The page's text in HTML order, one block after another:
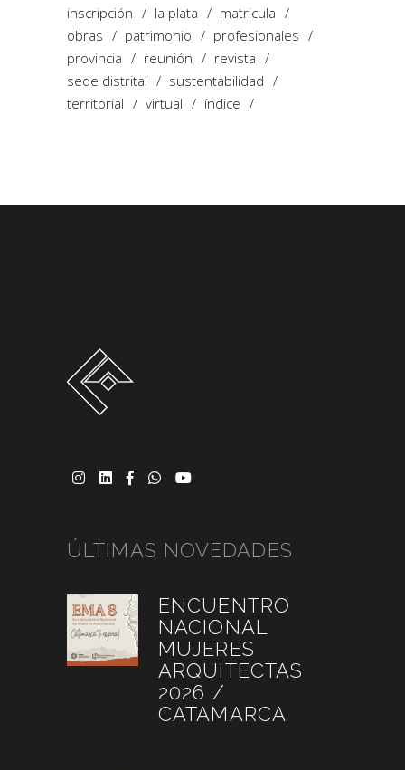
inscripción
la plata
matricula
obras
patrimonio
profesionales
provincia
reunión
revista
sede distrital
sustentabilidad
territorial
virtual índice
ÚLTIMAS NOVEDADES
ENCUENTRO
NACIONAL
MUJERES
ARQUITECTAS
2026 /
CATAMARCA